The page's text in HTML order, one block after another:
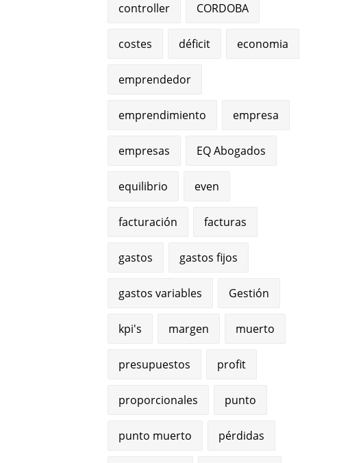
controller CORDOBA
costes déficit economia
emprendedor
emprendimiento empresa
empresas EQ Abogados
equilibrio even
facturación facturas
gastos gastos fijos
gastos variables Gestión
kpi's margen muerto
presupuestos profit
proporcionales punto
punto muerto pérdidas